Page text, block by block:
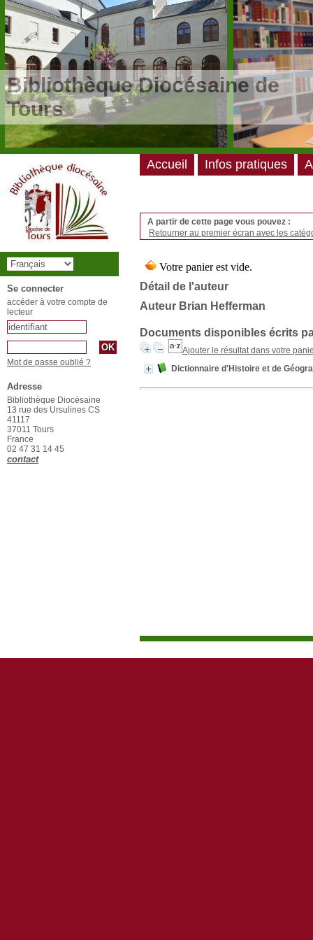
/**/
Bibliothèque Diocésaine de
Tours
A partir de cette page vous pouvez :
Retourner au premier écran avec les
Détail de l'auteur
Auteur Brian Hefferman
Documents disponibles écrits
Ajouter le résultat dans votre
Dictionnaire d'Histoire et de
Accueil Infos pratiques
Se connecter
accéder à votre compte de
lecteur
Mot de passe oublié ?
Adresse
Bibliothèque Diocésaine
13 rue des Ursulines CS
41117
37011 Tours
France
02 47 31 14 45
contact